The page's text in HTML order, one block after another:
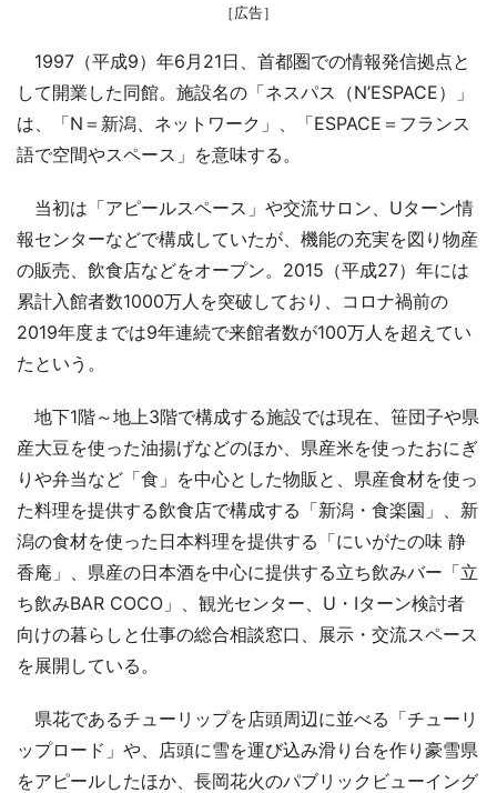
［広告］
1997（平成9）年6月21日、首都圏での情報発信拠点と
して開業した同館。施設名の「ネスパス（N’ESPACE）」
は、「N＝新潟、ネットワーク」、「ESPACE＝フランス
語で空間やスペース」を意味する。
当初は「アピールスペース」や交流サロン、Uターン情
報センターなどで構成していたが、機能の充実を図り物産
の販売、飲食店などをオープン。2015（平成27）年には
累計入館者数1000万人を突破しており、コロナ禍前の
2019年度までは9年連続で来館者数が100万人を超えてい
たという。
地下1階～地上3階で構成する施設では現在、笹団子や県
産大豆を使った油揚げなどのほか、県産米を使ったおにぎ
りや弁当など「食」を中心とした物販と、県産食材を使っ
た料理を提供する飲食店で構成する「新潟・食楽園」、新
潟の食材を使った日本料理を提供する「にいがたの味 静
香庵」、県産の日本酒を中心に提供する立ち飲みバー「立
ち飲みBAR COCO」、観光センター、U・Iターン検討者
向けの暮らしと仕事の総合相談窓口、展示・交流スペース
を展開している。
県花であるチューリップを店頭周辺に並べる「チューリ
ップロード」や、店頭に雪を運び込み滑り台を作り豪雪県
をアピールしたほか、長岡花火のパブリックビューイング